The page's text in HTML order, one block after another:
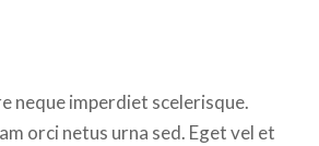
neque imperdiet scelerisque.
orci netus urna sed. Eget vel et